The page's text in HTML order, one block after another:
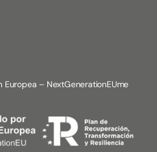
Europea – NextGenerationEUme